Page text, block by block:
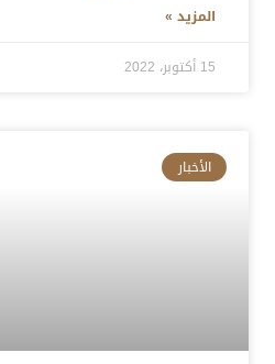
المزيد »
15 أكتوبر، 2022
الأخبار